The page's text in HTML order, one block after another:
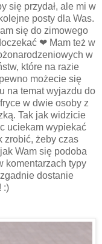
się przydał, ale mi w
posty dla Was.
się do zimowego
❤ Mam też w
w
które na razie
możecie się
na temat wyjazdu do
w dwie osoby z
Tak jak widzicie
uciekam wypiekać
zrobić, żeby czas
Wam się podoba
komentarzach typy
dostanie
:)